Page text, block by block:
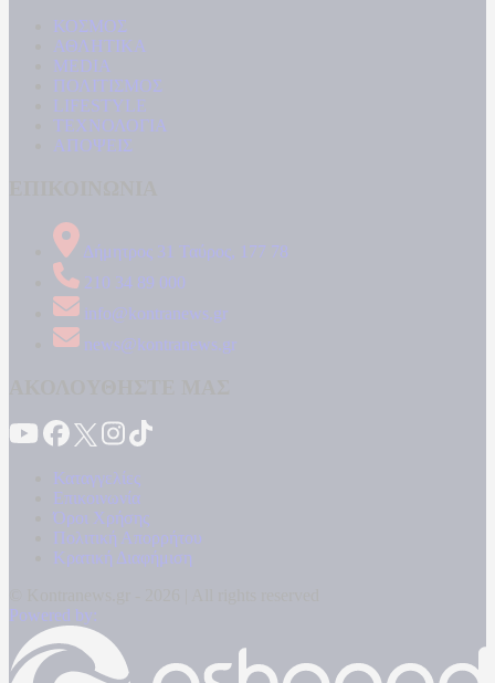
ΚΟΣΜΟΣ
ΑΘΛΗΤΙΚΑ
MEDIA
ΠΟΛΙΤΙΣΜΟΣ
LIFESTYLE
ΤΕΧΝΟΛΟΓΙΑ
ΑΠΟΨΕΙΣ
Δήμητρος 31 Ταύρος, 177 78
210 34 89 000
info@kontranews.gr
news@kontranews.gr
Καταγγελίες
Επικοινωνία
Όροι Χρήσης
Πολιτική Απορρήτου
Κρατική Διαφήμιση
Powered by: